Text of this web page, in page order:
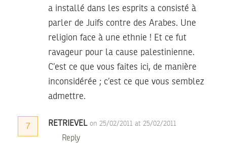
a installé dans les esprits a consisté à
parler de Juifs contre des Arabes. Une
religion face à une ethnie ! Et ce fut
ravageur pour la cause palestinienne.
C’est ce que vous faites ici, de manière
inconsidérée ; c’est ce que vous semblez
admettre.
7 RETRIEVEL on 25/02/2011 at 25/02/2011
Reply